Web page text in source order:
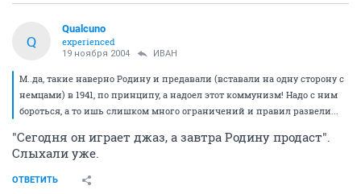
Q
Qualcuno
experienced
19 ноября 2004 ИBАH
М..да, такие наверно Родину и предавали (вставали на одну сторону с
немцами) в 1941, по принципу, а надоел этот коммунизм! Надо с ним
бороться, а то ишь слишком много ограничений и правил развели...
"Сегодня он играет джаз, а завтра Родину продаст".
Слыхали уже.
ОТВЕТИТЬ